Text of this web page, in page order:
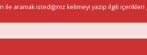
ile aramak istediğiniz kelimeyi yazıp ilgili